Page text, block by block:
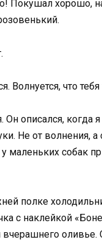
Покушал хорошо,
Волнуется, что
Он описался, когда я
Не от волнения, а
маленьких собак
полке
с наклейкой
вчерашнего